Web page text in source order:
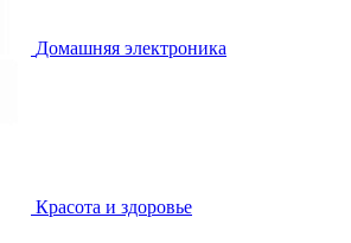
Домашняя электроника
Красота и здоровье